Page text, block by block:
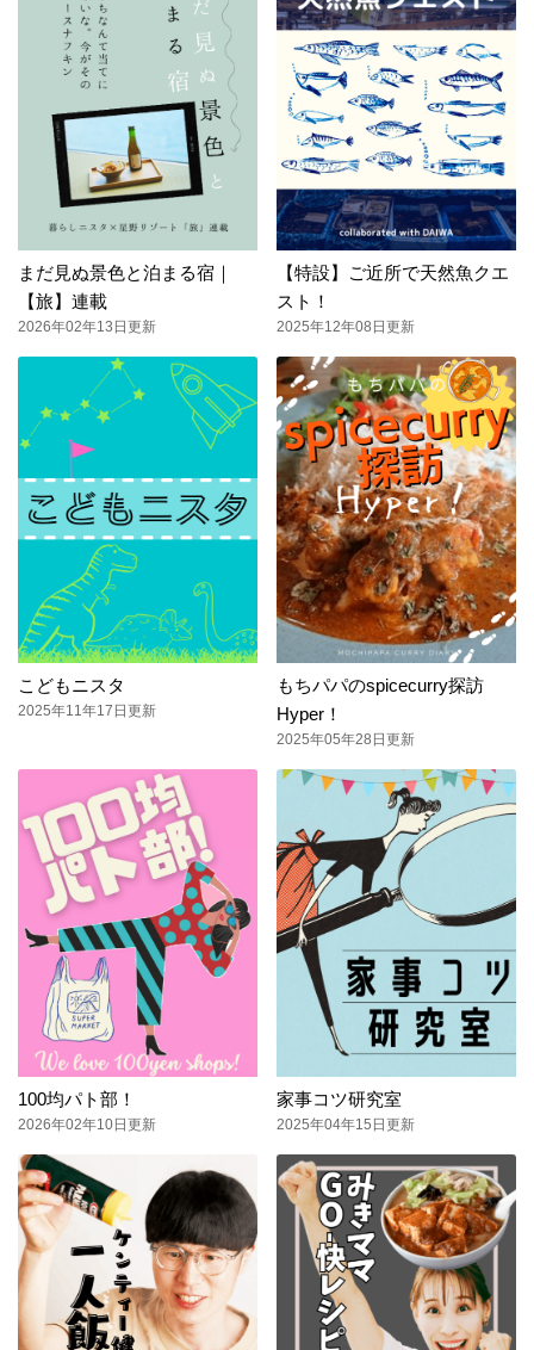
まだ見ぬ景色と泊まる宿｜
【旅】連載
2026年02年13日更新
【特設】ご近所で天然魚クエ
スト！
2025年12年08日更新
こどもニスタ
2025年11年17日更新
もちパパのspicecurry探訪
Hyper！
2025年05年28日更新
100均パト部！
2026年02年10日更新
家事コツ研究室
2025年04年15日更新